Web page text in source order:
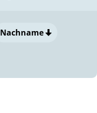
Nachname